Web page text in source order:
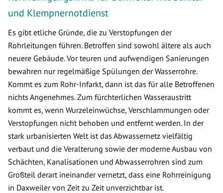
und Klempnernotdienst
Es gibt etliche Gründe, die zu Verstopfungen der
Rohrleitungen führen. Betroffen sind sowohl ältere als auch
neuere Gebäude. Vor teuren und aufwendigen Sanierungen
bewahren nur regelmäßige Spülungen der Wasserrohre.
Kommt es zum Rohr-Infarkt, dann ist das für alle Betroffenen
nichts Angenehmes. Zum fürchterlichen Wasseraustritt
kommt es, wenn Wurzeleinwüchse, Verschlammungen oder
Verstopfungen nicht behoben und entfernt werden. In der
stark urbanisierten Welt ist das Abwassernetz vielfältig
verbaut und die Veralterung sowie der moderne Ausbau von
Schächten, Kanalisationen und Abwasserrohren sind zum
Großteil derart ineinander vernetzt, dass eine Rohrreinigung
in Daxweiler von Zeit zu Zeit unverzichtbar ist.